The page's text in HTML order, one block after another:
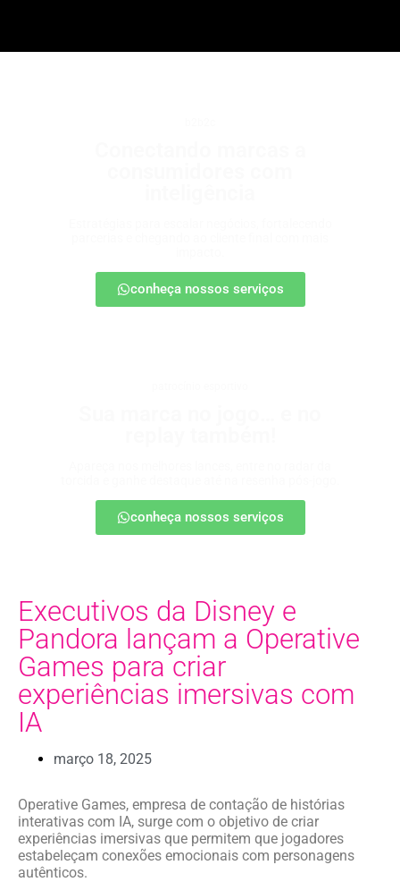
conheça nossos serviços
conheça nossos serviços
Executivos da Disney e
Pandora lançam a Operative
Games para criar
experiências imersivas com
IA
março 18, 2025
Operative Games, empresa de contação de histórias
interativas com IA, surge com o objetivo de criar
experiências imersivas que permitem que jogadores
estabeleçam conexões emocionais com personagens
autênticos.